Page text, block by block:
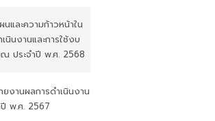
และความก้าวหน้าใน
นินงานและการใช้งบ
ณ ประจำปี พ.ศ. 2568
ยงานผลการดำเนินงาน
ปี พ.ศ. 2567